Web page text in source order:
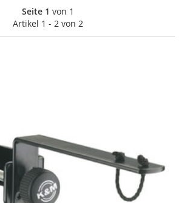
Seite 1 von 1
Artikel 1 - 2 von 2